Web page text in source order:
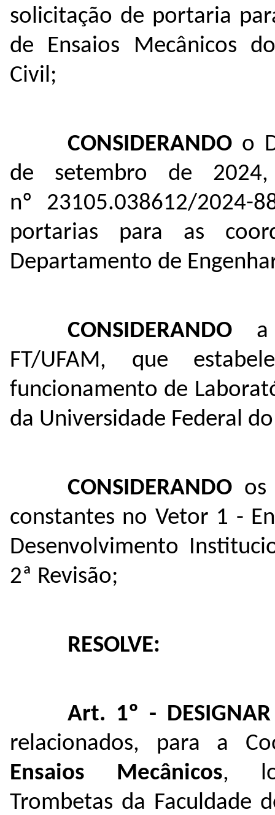
solicitação de portaria
de Ensaios Mecânicos
Civil;
CONSIDERANDO o
de setembro de 2024,
nº 23105.038612/2024-
portarias para as
Departamento de
CONSIDERANDO a
FT/UFAM, que
funcionamento de
da Universidade Federal
CONSIDERANDO os
constantes no Vetor 1 -
Desenvolvimento
2ª Revisão;
RESOLVE:
Art. 1º - DESIGNAR
relacionados, para a
Ensaios Mecânicos,
Trombetas da Faculdade